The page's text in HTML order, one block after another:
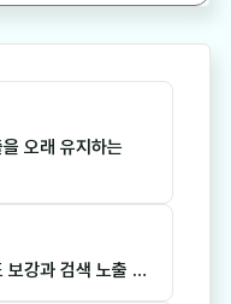
오래 유지하는
보강과 검색 노출 …